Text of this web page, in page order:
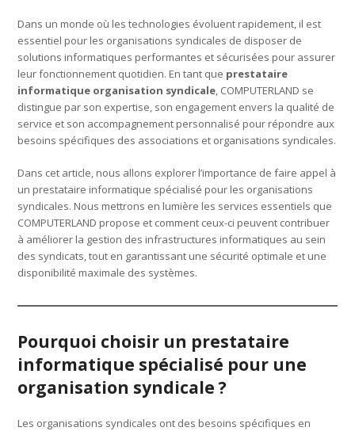
Dans un monde où les technologies évoluent rapidement, il est
essentiel pour les organisations syndicales de disposer de
solutions informatiques performantes et sécurisées pour assurer
leur fonctionnement quotidien. En tant que prestataire
informatique organisation syndicale, COMPUTERLAND se
distingue par son expertise, son engagement envers la qualité de
service et son accompagnement personnalisé pour répondre aux
besoins spécifiques des associations et organisations syndicales.
Dans cet article, nous allons explorer l’importance de faire appel à
un prestataire informatique spécialisé pour les organisations
syndicales. Nous mettrons en lumière les services essentiels que
COMPUTERLAND propose et comment ceux-ci peuvent contribuer
à améliorer la gestion des infrastructures informatiques au sein
des syndicats, tout en garantissant une sécurité optimale et une
disponibilité maximale des systèmes.
Pourquoi choisir un prestataire
informatique spécialisé pour une
organisation syndicale ?
Les organisations syndicales ont des besoins spécifiques en